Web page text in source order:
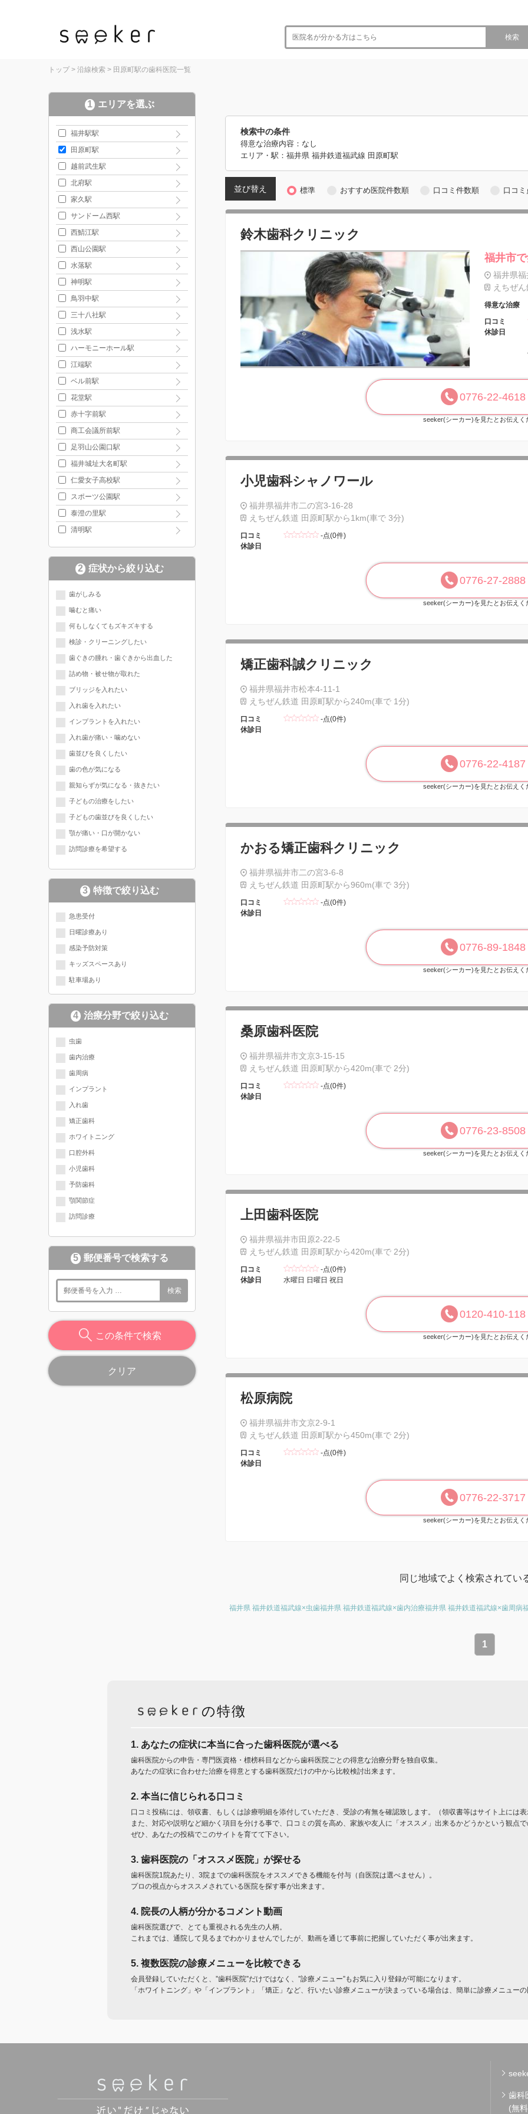
検索
トップ > 沿線検索 > 田原町駅の歯科医院一覧
1 エリアを選ぶ
福井駅駅
田原町駅
越前武生駅
北府駅
家久駅
サンドーム西駅
西鯖江駅
西山公園駅
水落駅
神明駅
鳥羽中駅
三十八社駅
浅水駅
ハーモニーホール駅
江端駅
ベル前駅
花堂駅
赤十字前駅
商工会議所前駅
足羽山公園口駅
福井城址大名町駅
仁愛女子高校駅
スポーツ公園駅
泰澄の里駅
清明駅
2 症状から絞り込む
歯がしみる
噛むと痛い
何もしなくてもズキズキする
検診・クリーニングしたい
歯ぐきの腫れ・歯ぐきから出血した
詰め物・被せ物が取れた
ブリッジを入れたい
入れ歯を入れたい
インプラントを入れたい
入れ歯が痛い・噛めない
歯並びを良くしたい
歯の色が気になる
親知らずが気になる・抜きたい
子どもの治療をしたい
子どもの歯並びを良くしたい
顎が痛い・口が開かない
訪問診療を希望する
3 特徴で絞り込む
急患受付
日曜診療あり
感染予防対策
キッズスペースあり
駐車場あり
4 治療分野で絞り込む
現在選択されている分野にチェッ
クが入っています
虫歯
歯内治療
歯周病
インプラント
入れ歯
矯正歯科
ホワイトニング
口腔外科
小児歯科
予防歯科
顎関節症
訪問診療
5 郵便番号で検索する
検索
この条件で検索
クリア
検索中の条件
得意な治療内容：なし
エリア・駅：福井県 福井鉄道福武線 田原町駅
並び替え 標準 おすすめ医院件数順 口コミ件数順 口コ
鈴木歯科クリニック
福井市
福井県
えちぜ
得意な治療
口コミ
休診日
0776-22-4618
seeker(シーカー)を見たとお伝えく
小児歯科シャノワール
福井県福井市二の宮3-16-28
えちぜん鉄道 田原町駅から1km(車で 3分)
口コミ
-点(0件)
休診日
0776-27-2888
seeker(シーカー)を見たとお伝えく
矯正歯科誠クリニック
福井県福井市松本4-11-1
えちぜん鉄道 田原町駅から240m(車で 1分)
口コミ
-点(0件)
休診日
0776-22-4187
seeker(シーカー)を見たとお伝えく
かおる矯正歯科クリニック
福井県福井市二の宮3-6-8
えちぜん鉄道 田原町駅から960m(車で 3分)
口コミ
-点(0件)
休診日
0776-89-1848
seeker(シーカー)を見たとお伝えく
桑原歯科医院
福井県福井市文京3-15-15
えちぜん鉄道 田原町駅から420m(車で 2分)
口コミ
-点(0件)
休診日
0776-23-8508
seeker(シーカー)を見たとお伝えく
上田歯科医院
福井県福井市田原2-22-5
えちぜん鉄道 田原町駅から420m(車で 2分)
口コミ
-点(0件)
休診日
水曜日 日曜日 祝日
0120-410-118
seeker(シーカー)を見たとお伝えく
松原病院
福井県福井市文京2-9-1
えちぜん鉄道 田原町駅から450m(車で 2分)
口コミ
-点(0件)
休診日
0776-22-3717
seeker(シーカー)を見たとお伝えく
同じ地域でよく検索されてい
福井県 福井鉄道福武線×虫歯福井県 福井鉄道福武線×歯内治療福井県 福井鉄道福武線×歯周病
1
の特徴
1. あなたの症状に本当に合った歯科医院が選べる
歯科医院からの申告・専門医資格・標榜科目などから歯科医院ごとの得意な治療分野を独自収集。
あなたの症状に合わせた治療を得意とする歯科医院だけの中から比較検討出来ます。
2. 本当に信じられる口コミ
口コミ投稿には、領収書、もしくは診療明細を添付していただき、受診の有無を確認致します。（領収書等はサイト上には
また、対応や説明など細かく項目を分ける事で、口コミの質を高め、家族や友人に「オススメ」出来るかどうかという観点
ぜひ、あなたの投稿でこのサイトを育てて下さい。
3. 歯科医院の「オススメ医院」が探せる
歯科医院1院あたり、3院までの歯科医院をオススメできる機能を付与（自医院は選べません）。
プロの視点からオススメされている医院を探す事が出来ます。
4. 院長の人柄が分かるコメント動画
歯科医院選びで、とても重視される先生の人柄。
これまでは、通院して見るまでわかりませんでしたが、動画を通じて事前に把握していただく事が出来ます。
5. 複数医院の診療メニューを比較できる
会員登録していただくと、”歯科医院”だけではなく、”診療メニュー”もお気に入り登録が可能になります。
「ホワイトニング」や「インプラント」「矯正」など、行いたい診療メニューが決まっている場合は、簡単に診療メニュー
歯科
(無